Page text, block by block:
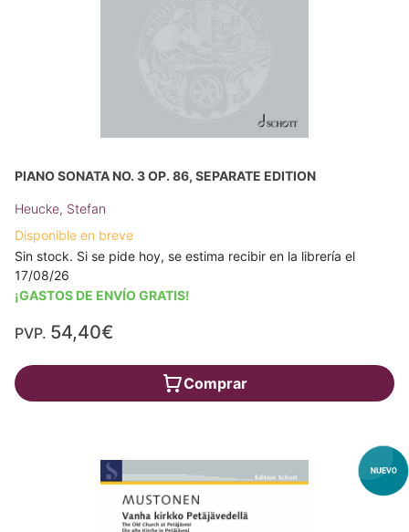
PIANO SONATA NO. 3 OP. 86, SEPARATE EDITION
Heucke, Stefan
Disponible en breve
Sin stock. Si se pide hoy, se estima recibir en la librería el
17/08/26
¡GASTOS DE ENVÍO GRATIS!
PVP. 54,40€
Comprar